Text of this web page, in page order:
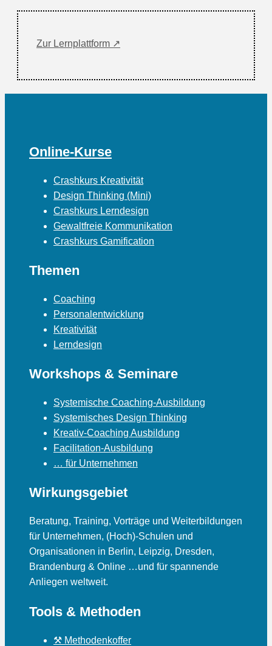
Zur Lernplattform ↗
Online-Kurse
Crashkurs Kreativität
Design Thinking (Mini)
Crashkurs Lerndesign
Gewaltfreie Kommunikation
Crashkurs Gamification
Themen
Coaching
Personalentwicklung
Kreativität
Lerndesign
Workshops & Seminare
Systemische Coaching-Ausbildung
Systemisches Design Thinking
Kreativ-Coaching Ausbildung
Facilitation-Ausbildung
… für Unternehmen
Wirkungsgebiet
Beratung, Training, Vorträge und Weiterbildungen
für Unternehmen, (Hoch)-Schulen und
Organisationen in Berlin, Leipzig, Dresden,
Brandenburg & Online …und für spannende
Anliegen weltweit.
Tools & Methoden
⚒ Methodenkoffer